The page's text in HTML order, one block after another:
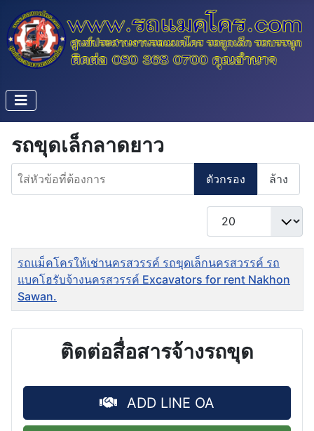
รถขุดเล็กลาดยาว
ใส่หัวข้อที่ต้องการ
ตัวกรอง ล้าง
แสดง #
ชื่อ
รถแม็คโครให้เช่านครสวรรค์ รถขุดเล็กนครสวรรค์ รถ
แบคโฮรับจ้างนครสวรรค์ Excavators for rent Nakhon
Sawan.
ติดต่อสื่อสารจ้างรถขุด
ADD LINE OA